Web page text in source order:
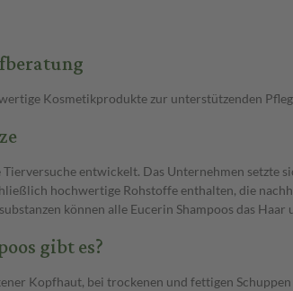
Kosmetikprodukte zur unterstützenden
Tierversuche entwickelt. Das Unternehmen setzte
hochwertige Rohstoffe enthalten, die
können alle Eucerin Shampoos das
gibt es?
Kopfhaut, bei trockenen und fettigen